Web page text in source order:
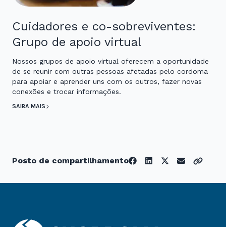
Cuidadores e co-sobreviventes:
Grupo de apoio virtual
Nossos grupos de apoio virtual oferecem a oportunidade
de se reunir com outras pessoas afetadas pelo cordoma
para apoiar e aprender uns com os outros, fazer novas
conexões e trocar informações.
SAIBA MAIS
Posto de compartilhamento